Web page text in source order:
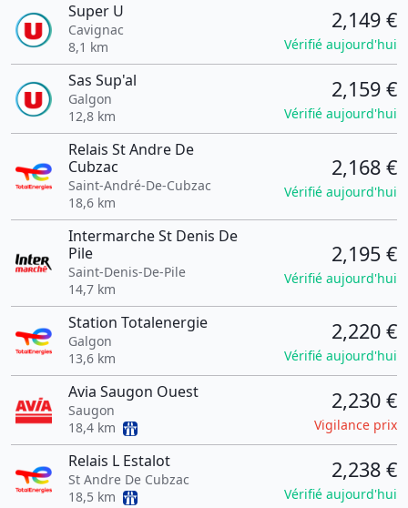
Super U
Cavignac
8,1 km
2,149 €
Vérifié aujourd'hui
Sas Sup'al
Galgon
12,8 km
2,159 €
Vérifié aujourd'hui
Relais St Andre De
Cubzac
Saint-André-De-Cubzac
18,6 km
2,168 €
Vérifié aujourd'hui
Intermarche St Denis De
Pile
Saint-Denis-De-Pile
14,7 km
2,195 €
Vérifié aujourd'hui
Station Totalenergie
Galgon
13,6 km
2,220 €
Vérifié aujourd'hui
Avia Saugon Ouest
Saugon
18,4 km
2,230 €
Vigilance prix
Relais L Estalot
St Andre De Cubzac
18,5 km
2,238 €
Vérifié aujourd'hui